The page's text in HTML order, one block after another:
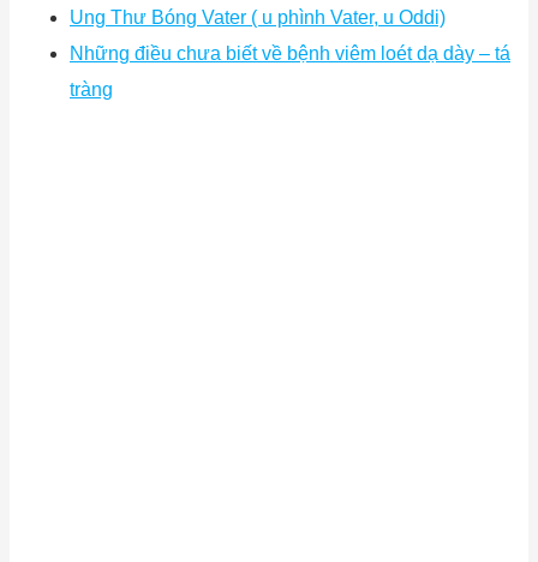
Ung Thư Bóng Vater ( u phình Vater, u Oddi)
Những điều chưa biết về bệnh viêm loét dạ dày – tá
tràng